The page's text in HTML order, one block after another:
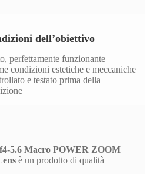
dell’obiettivo
perfettamente funzionante
condizioni estetiche e meccaniche
e testato prima della
5.6 Macro POWER ZOOM
è un prodotto di qualità